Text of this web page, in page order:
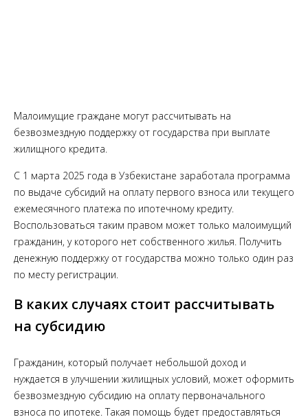
Малоимущие граждане могут рассчитывать на
безвозмездную поддержку от государства при выплате
жилищного кредита.
С 1 марта 2025 года в Узбекистане заработала программа
по выдаче субсидий на оплату первого взноса или текущего
ежемесячного платежа по ипотечному кредиту.
Воспользоваться таким правом может только малоимущий
гражданин, у которого нет собственного жилья. Получить
денежную поддержку от государства можно только один раз
по месту регистрации.
В каких случаях стоит рассчитывать
на субсидию
Гражданин, который получает небольшой доход и
нуждается в улучшении жилищных условий, может оформить
безвозмездную субсидию на оплату первоначального
взноса по ипотеке. Такая помощь будет предоставляться